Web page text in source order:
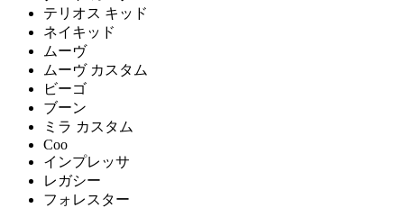
テリオス キッド
ネイキッド
ムーヴ
ムーヴ カスタム
ビーゴ
ブーン
ミラ カスタム
Coo
インプレッサ
レガシー
フォレスター